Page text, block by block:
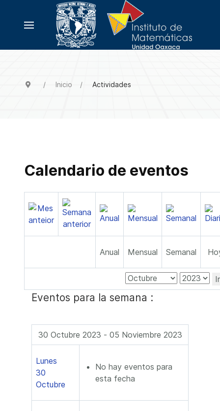
Inicio Actividades
Calendario de eventos
Anual Mensual Semanal
Eventos para la semana :
30 Octubre 2023 - 05 Noviembre 2023
Lunes
30
Octubre
No hay eventos para
esta fecha